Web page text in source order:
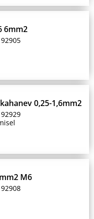
6mm2
0,25-1,6mm2
M6